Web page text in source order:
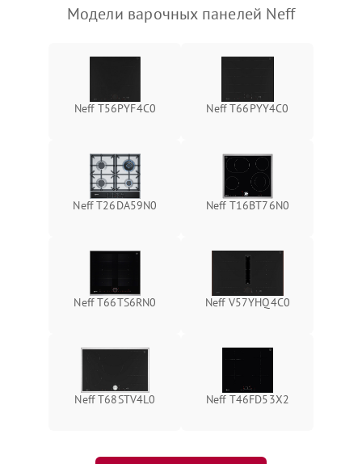
Модели варочных панелей Neff
Neff T56PYF4C0 Neff T66PYY4C0
Neff T26DA59N0 Neff T16BT76N0
Neff T66TS6RN0 Neff V57YHQ4C0
Neff T68STV4L0 Neff T46FD53X2